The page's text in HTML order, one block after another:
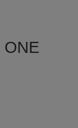
ONE